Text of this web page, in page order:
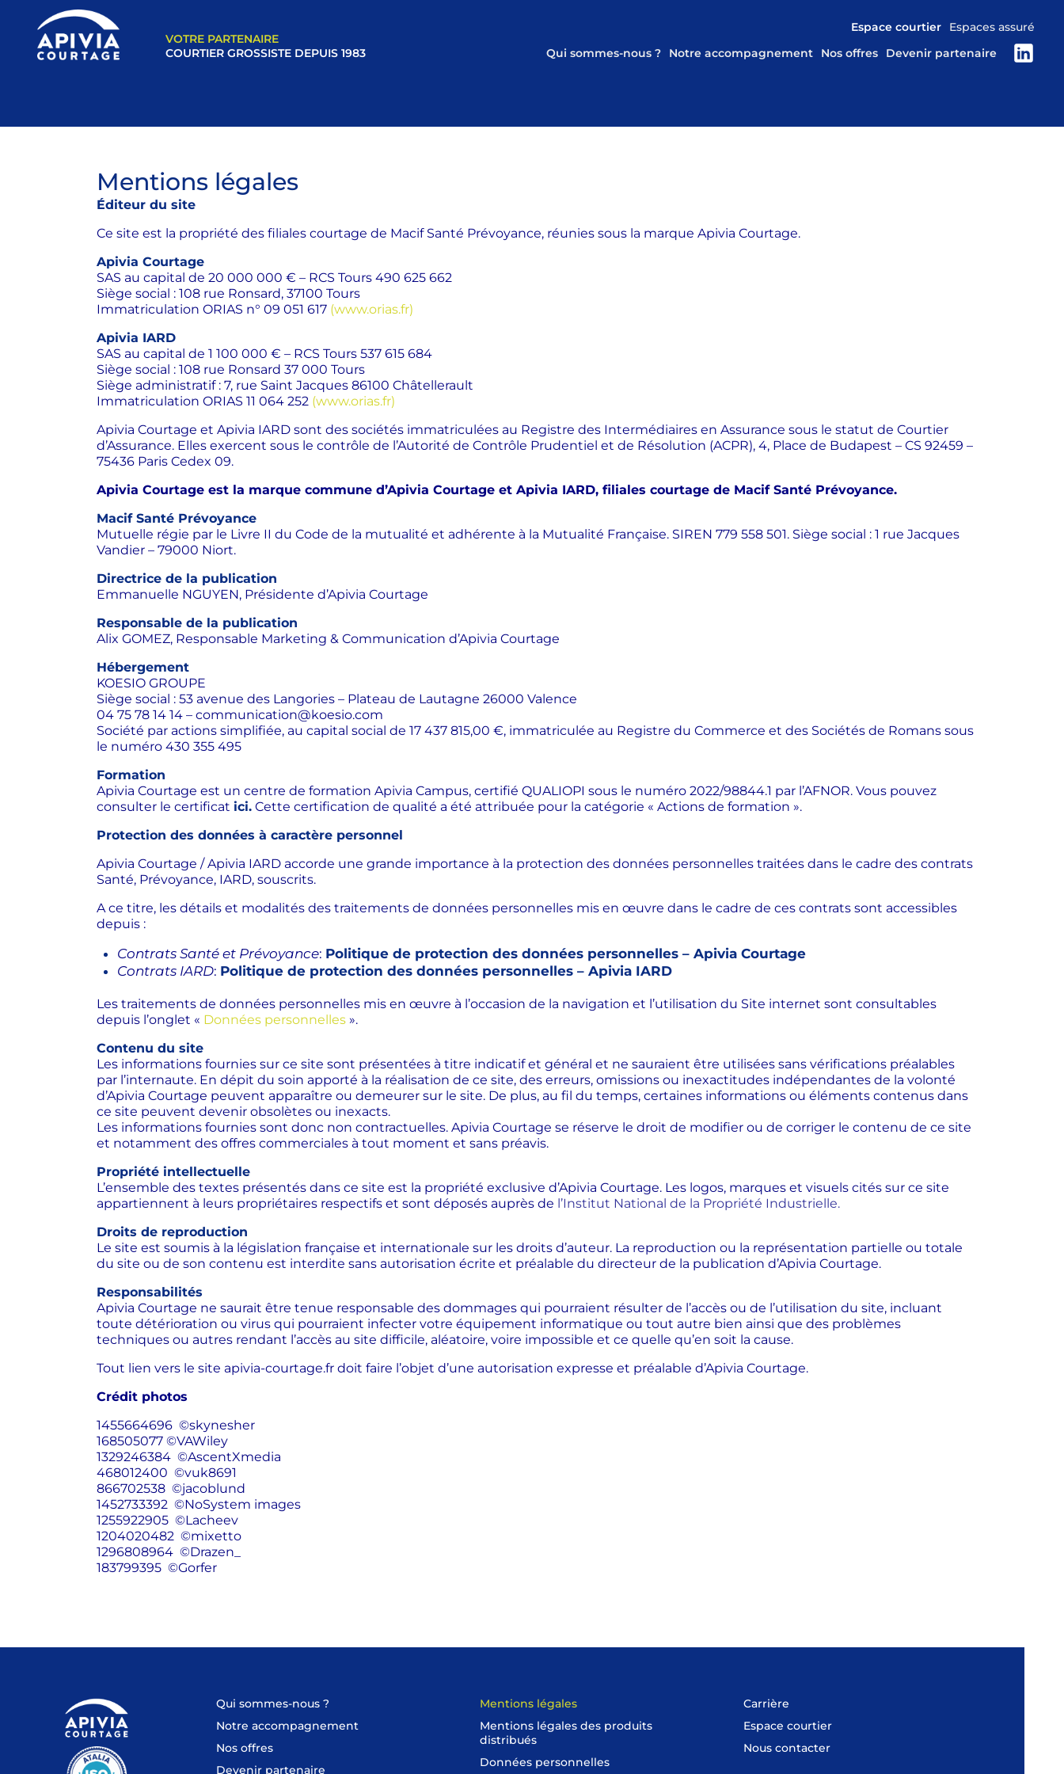
VOTRE PARTENAIRE
COURTIER GROSSISTE DEPUIS 1983
Espace courtier
Espaces assuré
Qui sommes-nous ?
Notre accompagnement Nos offres Devenir partenaire
Mentions légales
Éditeur du site
Ce site est la propriété des filiales courtage de Macif Santé Prévoyance, réunies sous la marque Apivia Courtage.
Apivia Courtage
SAS au capital de 20 000 000 € – RCS Tours 490 625 662
Siège social : 108 rue Ronsard, 37100 Tours
Immatriculation ORIAS n° 09 051 617 (www.orias.fr)
Apivia IARD
SAS au capital de 1 100 000 € – RCS Tours 537 615 684
Siège social : 108 rue Ronsard 37 000 Tours
Siège administratif : 7, rue Saint Jacques 86100 Châtellerault
Immatriculation ORIAS 11 064 252 (www.orias.fr)
Apivia Courtage et Apivia IARD sont des sociétés immatriculées au Registre des Intermédiaires en Assurance sous le statut de Courtier
d’Assurance. Elles exercent sous le contrôle de l’Autorité de Contrôle Prudentiel et de Résolution (ACPR), 4, Place de Budapest – CS 92459 –
75436 Paris Cedex 09.
Apivia Courtage est la marque commune d’Apivia Courtage et Apivia IARD, filiales courtage de Macif Santé Prévoyance.
Macif Santé Prévoyance
Mutuelle régie par le Livre II du Code de la mutualité et adhérente à la Mutualité Française. SIREN 779 558 501. Siège social : 1 rue Jacques
Vandier – 79000 Niort.
Directrice de la publication
Emmanuelle NGUYEN, Présidente d’Apivia Courtage
Responsable de la publication
Alix GOMEZ, Responsable Marketing & Communication d’Apivia Courtage
Hébergement
KOESIO GROUPE
Siège social : 53 avenue des Langories – Plateau de Lautagne 26000 Valence
04 75 78 14 14 – communication@koesio.com
Société par actions simplifiée, au capital social de 17 437 815,00 €, immatriculée au Registre du Commerce et des Sociétés de Romans sous
le numéro 430 355 495
Formation
Apivia Courtage est un centre de formation Apivia Campus, certifié QUALIOPI sous le numéro 2022/98844.1 par l’AFNOR. Vous pouvez
consulter le certificat ici. Cette certification de qualité a été attribuée pour la catégorie « Actions de formation ».
Protection des données à caractère personnel
Apivia Courtage / Apivia IARD accorde une grande importance à la protection des données personnelles traitées dans le cadre des contrats
Santé, Prévoyance, IARD, souscrits.
A ce titre, les détails et modalités des traitements de données personnelles mis en œuvre dans le cadre de ces contrats sont accessibles
depuis :
Contrats Santé et Prévoyance: Politique de protection des données personnelles – Apivia Courtage
Contrats IARD: Politique de protection des données personnelles – Apivia IARD
Les traitements de données personnelles mis en œuvre à l’occasion de la navigation et l’utilisation du Site internet sont consultables
depuis l’onglet « Données personnelles ».
Contenu du site
Les informations fournies sur ce site sont présentées à titre indicatif et général et ne sauraient être utilisées sans vérifications préalables
par l’internaute. En dépit du soin apporté à la réalisation de ce site, des erreurs, omissions ou inexactitudes indépendantes de la volonté
d’Apivia Courtage peuvent apparaître ou demeurer sur le site. De plus, au fil du temps, certaines informations ou éléments contenus dans
ce site peuvent devenir obsolètes ou inexacts.
Les informations fournies sont donc non contractuelles. Apivia Courtage se réserve le droit de modifier ou de corriger le contenu de ce site
et notamment des offres commerciales à tout moment et sans préavis.
Propriété intellectuelle
L’ensemble des textes présentés dans ce site est la propriété exclusive d’Apivia Courtage. Les logos, marques et visuels cités sur ce site
appartiennent à leurs propriétaires respectifs et sont déposés auprès de l’Institut National de la Propriété Industrielle.
Droits de reproduction
Le site est soumis à la législation française et internationale sur les droits d’auteur. La reproduction ou la représentation partielle ou totale
du site ou de son contenu est interdite sans autorisation écrite et préalable du directeur de la publication d’Apivia Courtage.
Responsabilités
Apivia Courtage ne saurait être tenue responsable des dommages qui pourraient résulter de l’accès ou de l’utilisation du site, incluant
toute détérioration ou virus qui pourraient infecter votre équipement informatique ou tout autre bien ainsi que des problèmes
techniques ou autres rendant l’accès au site difficile, aléatoire, voire impossible et ce quelle qu’en soit la cause.
Tout lien vers le site apivia-courtage.fr doit faire l’objet d’une autorisation expresse et préalable d’Apivia Courtage.
Crédit photos
1455664696 ©skynesher
168505077 ©VAWiley
1329246384 ©AscentXmedia
468012400 ©vuk8691
866702538 ©jacoblund
1452733392 ©NoSystem images
1255922905 ©Lacheev
1204020482 ©mixetto
1296808964 ©Drazen_
183799395 ©Gorfer
Qui sommes-nous ?
Notre accompagnement
Nos offres
Devenir partenaire
Mentions légales
Mentions légales des produits
distribués
Données personnelles
Carrière
Espace courtier
Nous contacter